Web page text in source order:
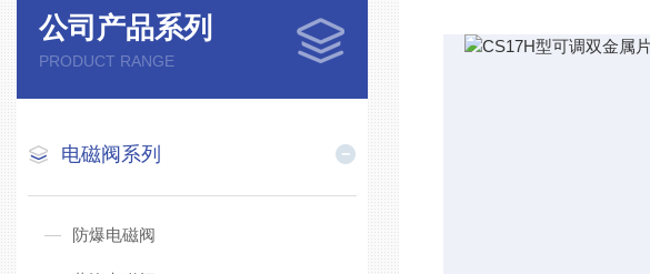
公司产品系列
PRODUCT RANGE
电磁阀系列
防爆电磁阀